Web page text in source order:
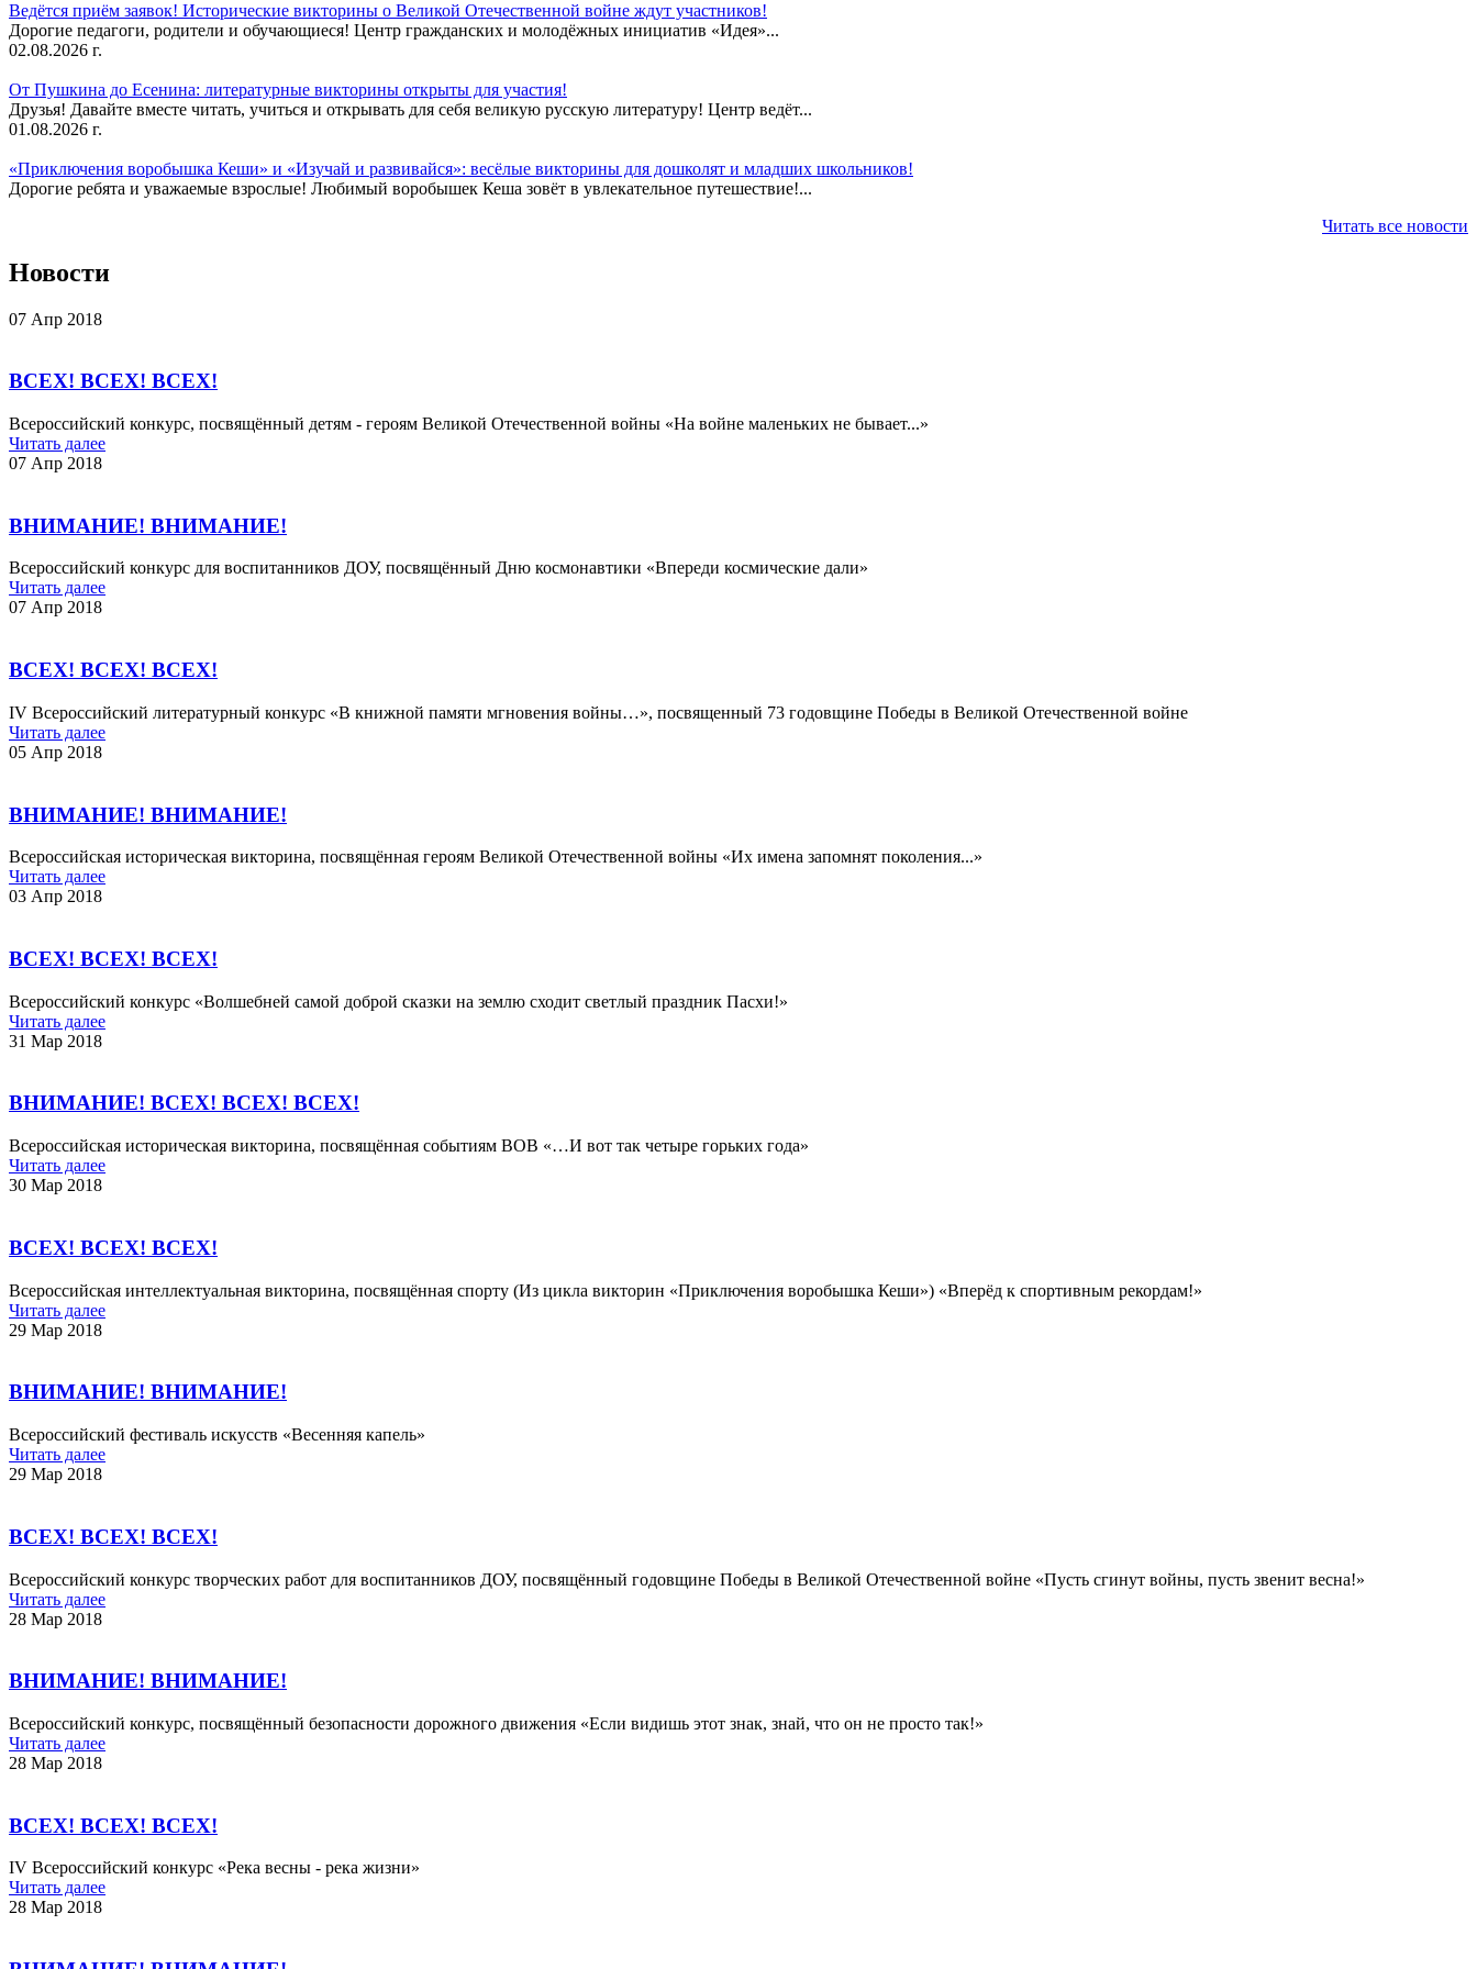
Ведётся приём заявок! Исторические викторины о Великой Отечественной войне ждут участников!
Дорогие педагоги, родители и обучающиеся! Центр гражданских и молодёжных инициатив «Идея»...
02.08.2026 г.
От Пушкина до Есенина: литературные викторины открыты для участия!
Друзья! Давайте вместе читать, учиться и открывать для себя великую русскую литературу! Центр ведёт...
01.08.2026 г.
«Приключения воробышка Кеши» и «Изучай и развивайся»: весёлые викторины для дошколят и младших школьников!
Дорогие ребята и уважаемые взрослые! Любимый воробышек Кеша зовёт в увлекательное путешествие!...
Читать все новости
Новости
07 Апр 2018
ВСЕХ! ВСЕХ! ВСЕХ!
Всероссийский конкурс, посвящённый детям - героям Великой Отечественной войны «На войне маленьких не бывает...»
Читать далее
07 Апр 2018
ВНИМАНИЕ! ВНИМАНИЕ!
Всероссийский конкурс для воспитанников ДОУ, посвящённый Дню космонавтики «Впереди космические дали»
Читать далее
07 Апр 2018
ВСЕХ! ВСЕХ! ВСЕХ!
IV Всероссийский литературный конкурс «В книжной памяти мгновения войны…», посвященный 73 годовщине Победы в Великой Отечественной войне
Читать далее
05 Апр 2018
ВНИМАНИЕ! ВНИМАНИЕ!
Всероссийская историческая викторина, посвящённая героям Великой Отечественной войны «Их имена запомнят поколения...»
Читать далее
03 Апр 2018
ВСЕХ! ВСЕХ! ВСЕХ!
Всероссийский конкурс «Волшебней самой доброй сказки на землю сходит светлый праздник Пасхи!»
Читать далее
31 Мар 2018
ВНИМАНИЕ! ВСЕХ! ВСЕХ! ВСЕХ!
Всероссийская историческая викторина, посвящённая событиям ВОВ «…И вот так четыре горьких года»
Читать далее
30 Мар 2018
ВСЕХ! ВСЕХ! ВСЕХ!
Всероссийская интеллектуальная викторина, посвящённая спорту (Из цикла викторин «Приключения воробышка Кеши») «Вперёд к спортивным рекордам!»
Читать далее
29 Мар 2018
ВНИМАНИЕ! ВНИМАНИЕ!
Всероссийский фестиваль искусств «Весенняя капель»​
Читать далее
29 Мар 2018
ВСЕХ! ВСЕХ! ВСЕХ!
Всероссийский конкурс творческих работ для воспитанников ДОУ, посвящённый годовщине Победы в Великой Отечественной войне «Пусть сгинут войны, пусть звенит весна!»​
Читать далее
28 Мар 2018
ВНИМАНИЕ! ВНИМАНИЕ!
Всероссийский конкурс, посвящённый безопасности дорожного движения «Если видишь этот знак, знай, что он не просто так!»
Читать далее
28 Мар 2018
ВСЕХ! ВСЕХ! ВСЕХ!
IV Всероссийский конкурс «Река весны - река жизни»
Читать далее
28 Мар 2018